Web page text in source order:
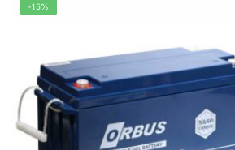
-15%